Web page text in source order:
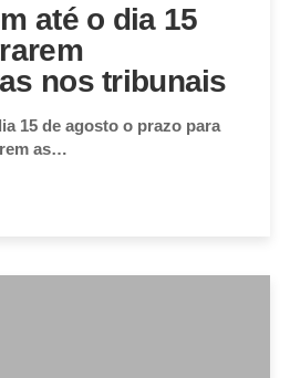
até o dia 15
nos tribunais
15 de agosto o prazo para
as…